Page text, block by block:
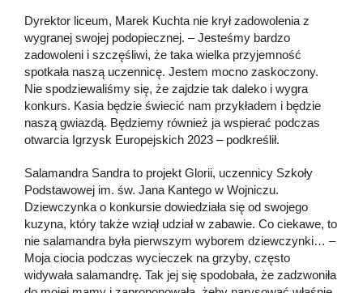
Dyrektor liceum, Marek Kuchta nie krył zadowolenia z
wygranej swojej podopiecznej. – Jesteśmy bardzo
zadowoleni i szczęśliwi, że taka wielka przyjemność
spotkała naszą uczennicę. Jestem mocno zaskoczony.
Nie spodziewaliśmy się, że zajdzie tak daleko i wygra
konkurs. Kasia będzie świecić nam przykładem i będzie
naszą gwiazdą. Będziemy również ja wspierać podczas
otwarcia Igrzysk Europejskich 2023 – podkreślił.
Salamandra Sandra to projekt Glorii, uczennicy Szkoły
Podstawowej im. św. Jana Kantego w Wojniczu.
Dziewczynka o konkursie dowiedziała się od swojego
kuzyna, który także wziął udział w zabawie. Co ciekawe, to
nie salamandra była pierwszym wyborem dziewczynki… –
Moja ciocia podczas wycieczek na grzyby, często
widywała salamandrę. Tak jej się spodobała, że zadzwoniła